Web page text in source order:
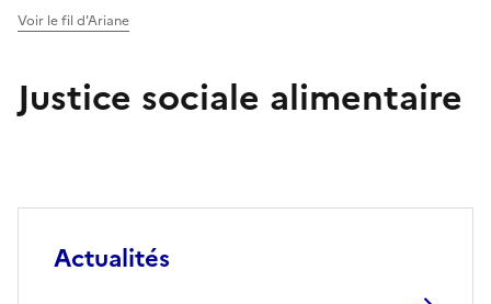
Voir le fil d'Ariane
Justice sociale alimentaire
Actualités